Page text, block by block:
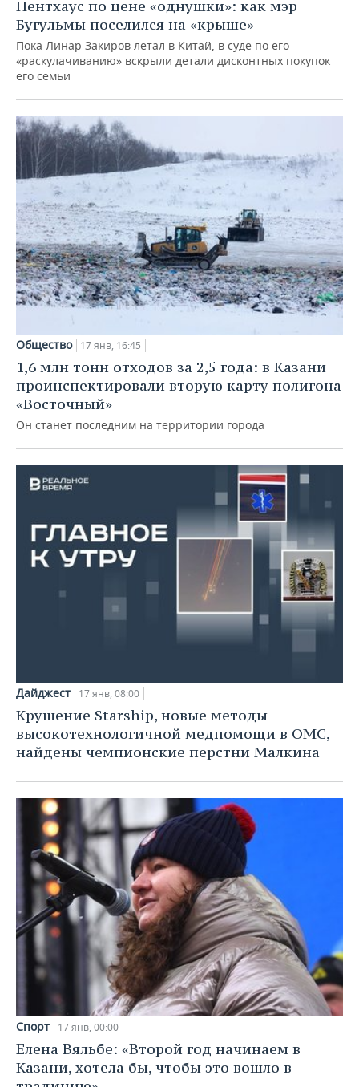
ХОККЕЙ С МЯЧОМ
ПРОИСШЕСТВИЯ
Пентхаус по цене «однушки»: как мэр
Бугульмы поселился на «крыше»
Пока Линар Закиров летал в Китай, в суде по его
«раскулачиванию» вскрыли детали дисконтных покупок
его семьи
Общество 17 янв, 16:45
1,6 млн тонн отходов за 2,5 года: в Казани
проинспектировали вторую карту полигона
«Восточный»
Он станет последним на территории города
Дайджест 17 янв, 08:00
Крушение Starship, новые методы
высокотехнологичной медпомощи в ОМС,
найдены чемпионские перстни Малкина
Спорт 17 янв, 00:00
Елена Вяльбе: «Второй год начинаем в
Казани, хотела бы, чтобы это вошло в